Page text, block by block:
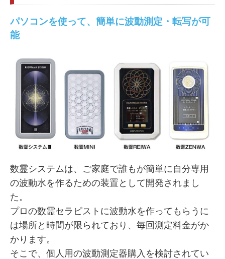
パソコンを使って、簡単に波動測定・転写が可
能
数霊システムは、ご家庭で誰もが簡単に自分専用
の波動水を作るための装置として開発されまし
た。
プロの数霊セラピストに波動水を作ってもらうに
は場所と時間が限られており、毎回測定料金がか
かります。
そこで、個人用の波動測定器購入を検討されてい